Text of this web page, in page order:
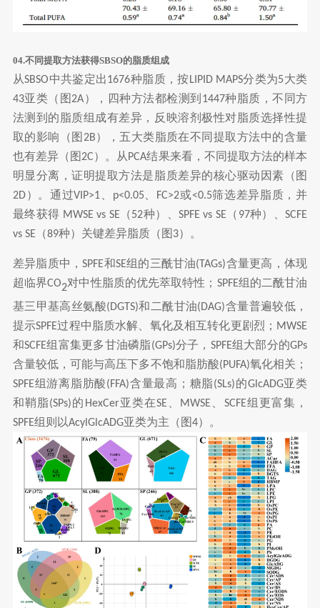
04.不同提取方法获得SBSO的脂质组成
从SBSO中共鉴定出1676种脂质，按LIPID MAPS分类为5大类
43亚类（图 2A），四种方法都检测到 1447种脂质，不同方
法测到的脂质组成有差异，反映溶剂极性对脂质选择性提
取的影响（图 2B），五大类脂质在不同提取方法中的含量
也有差异（图 2C）。从 PCA结果来看，不同提取方法的样本
明显分离，证明提取方法是脂质差异的核心驱动因素（图
2D）。通过VIP>1 p<0.05 FC>2或<0.5筛选差异脂质，并
最终获得 MWSE vs SE （52种）、 SPFE vs SE （ 97种）、SCFE
vs SE （89种）关键差异脂质（图 3）。
差异脂质中，SPFE和SE组的三酰甘油(TAGs)含量更高，体现
超临界CO2对中性脂质的优先萃取特性； SPFE组的二酰甘油
基三甲基高丝氨酸(DGTS)和二酰甘油(DAG)含量普遍较低，
提示SPFE过程中脂质水解、氧化及相互转化更剧烈； MWSE
和SCFE组富集更多甘油磷脂(GPs)分子， SPFE组大部分的GPs
含量较低，可能与高压下多不饱和脂肪酸(PUFA)氧化相关；
SPFE组游离脂肪酸(FFA)含量最高；糖脂(SLs)的GlcADG亚类
和鞘脂(SPs)的 HexCer亚类在SE MWSE SCFE组更富集，
SPFE组则以AcylGlcADG亚类为主（图4）。